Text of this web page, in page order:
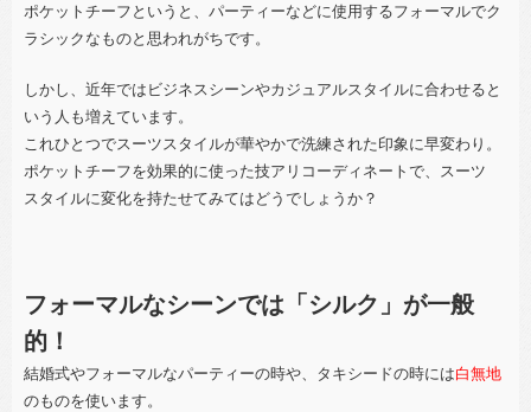
ポケットチーフというと、パーティーなどに使用するフォーマルでク
ラシックなものと思われがちです。
しかし、近年ではビジネスシーンやカジュアルスタイルに合わせると
いう人も増えています。
これひとつでスーツスタイルが華やかで洗練された印象に早変わり。
ポケットチーフを効果的に使った技アリコーディネートで、スーツ
スタイルに変化を持たせてみてはどうでしょうか？
フォーマルなシーンでは「シルク」が一般
的！
結婚式やフォーマルなパーティーの時や、タキシードの時には白無地
のものを使います。